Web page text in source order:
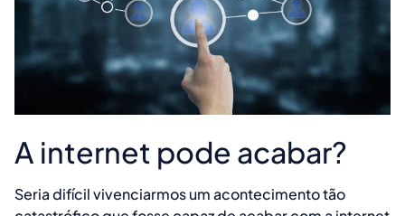
A internet pode acabar?
Seria difícil vivenciarmos um acontecimento tão